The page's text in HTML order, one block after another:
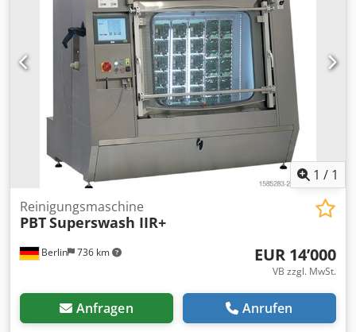
rührt sich dadurch perfekt selber auf. Wir haben mit der
Anlage Siebdruckfarben angemischt. Die Anlage ist aber
auch für eine Vielzahl von Farben und Lacken zu benutzen.
Über die Wahltaster kann eine Voreingestellt Zeit von 1, 2
oder 3 min ausgewählt werden. Die Anlage steht aktuell in
unserem Lager in 93476 Blaibach / Bayern. Dodpfezmcqijx
Adyskr Bei Fragen bitte einfach kurz schreiben.
1 / 1
Berlin 736 km
Reinigungsmaschine
PBTSuperswash IIR+
EUR 14’000
VB zzgl. MwSt.
Anfragen Anrufen